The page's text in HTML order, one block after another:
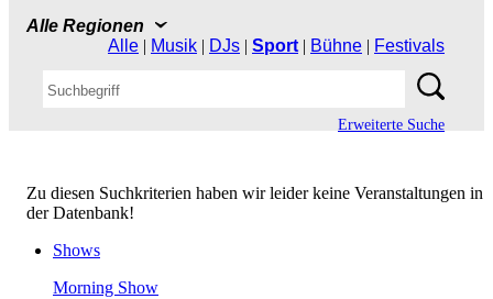
AlleRegionen
Alle | Musik | DJs | Sport | Bühne | Festivals
ErweiterteSuche
ZudiesenSuchkriterienhabenwirleiderkeineVeranstaltungenin
derDatenbank!
Shows
MorningShow